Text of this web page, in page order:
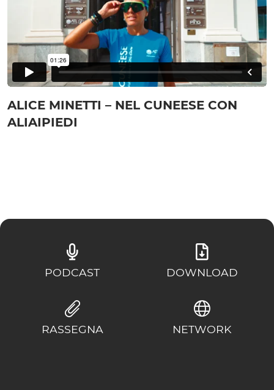
ALICE MINETTI – NEL CUNEESE CON
ALIAIPIEDI
PODCAST DOWNLOAD
RASSEGNA NETWORK